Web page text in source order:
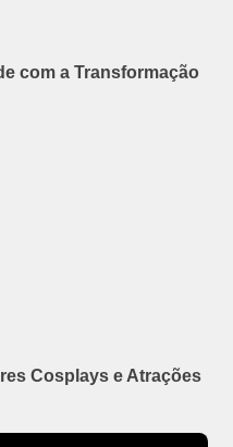
com a Transformação
Cosplays e Atrações